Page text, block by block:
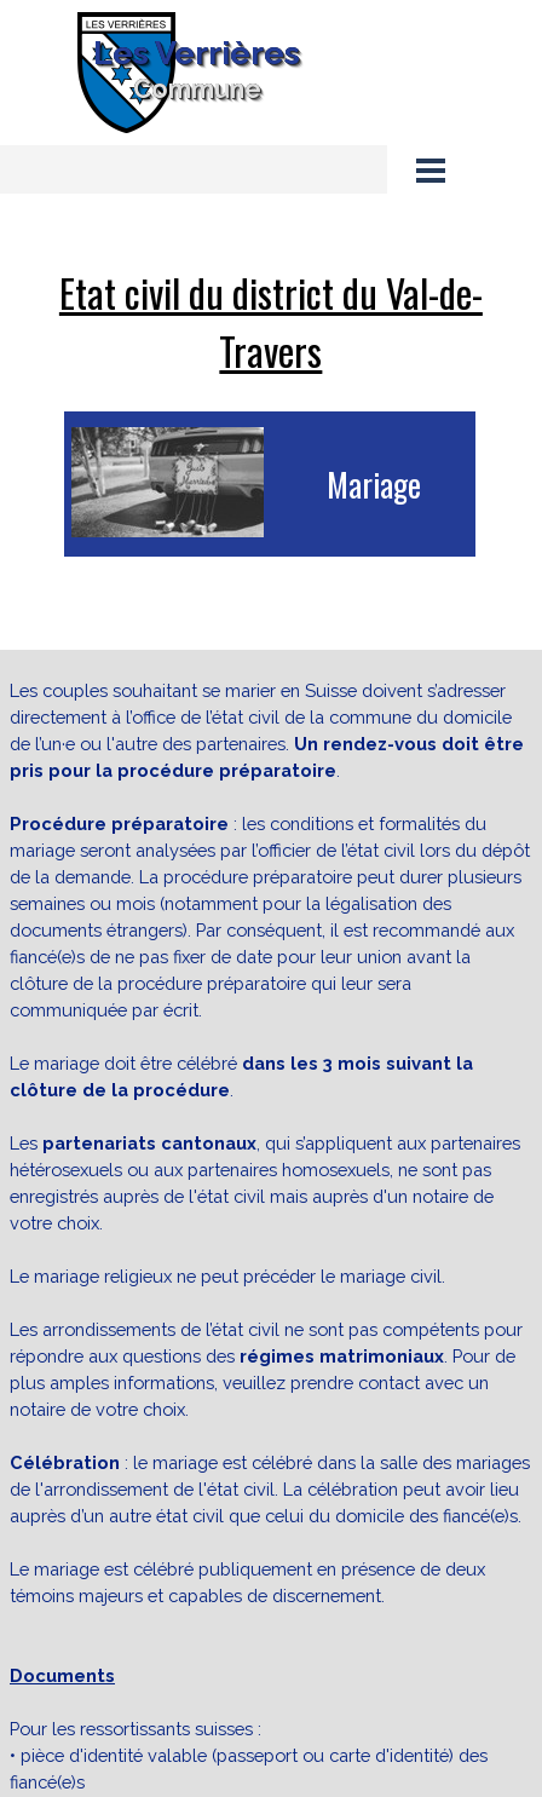
Aller au contenu
Les Verrières
Commune
Etat civil du district du Val-de-
Travers
Mariage
Les couples souhaitant se marier en Suisse doivent s’adresser
directement à l’office de l’état civil de la commune du domicile
de l’un·e ou l'autre des partenaires. Un rendez-vous doit être
pris pour la procédure préparatoire
Procédure préparatoire : les conditions et formalités du
mariage seront analysées par l’officier de l’état civil lors du dépôt
de la demande. La procédure préparatoire peut durer plusieurs
semaines ou mois (notamment pour la légalisation des
documents étrangers). Par conséquent, il est recommandé aux
fiancé(e)s de ne pas fixer de date pour leur union avant la
clôture de la procédure préparatoire qui leur sera
communiquée par écrit.
Le mariage doit être célébré dans les 3 mois suivant la
clôture de la procédure
Les partenariats cantonaux qui s’appliquent aux partenaires
hétérosexuels ou aux partenaires homosexuels, ne sont pas
enregistrés auprès de l'état civil mais auprès d'un notaire de
votre choix.
Le mariage religieux ne peut précéder le mariage civil.
Les arrondissements de l’état civil ne sont pas compétents pour
répondre aux questions des régimes matrimoniaux . Pour de
plus amples informations, veuillez prendre contact avec un
notaire de votre choix.
Célébration : le mariage est célébré dans la salle des mariages
de l'arrondissement de l'état civil. La célébration peut avoir lieu
auprès d’un autre état civil que celui du domicile des fiancé(e)s.
Le mariage est célébré publiquement en présence de deux
témoins majeurs et capables de discernement.
Documents
Pour les ressortissants suisses :
• pièce d'identité valable (passeport ou carte d'identité) des
fiancé(e)s